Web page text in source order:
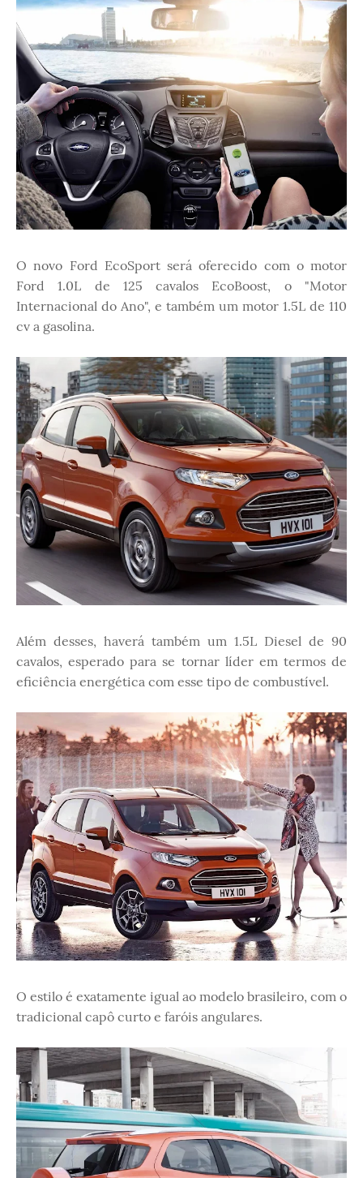
O novo Ford EcoSport será oferecido com o motor
Ford 1.0L de 125 cavalos EcoBoost, o "Motor
Internacional do Ano", e também um motor 1.5L de 110
cv a gasolina.
Além desses, haverá também um 1.5L Diesel de 90
cavalos, esperado para se tornar líder em termos de
eficiência energética com esse tipo de combustível.
O estilo é exatamente igual ao modelo brasileiro, com o
tradicional capô curto e faróis angulares.